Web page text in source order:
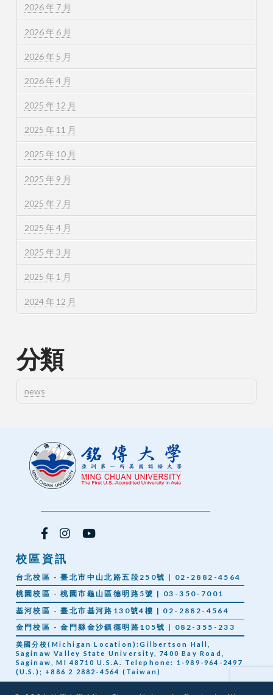
2026 年 7 月
2026 年 6 月
2026 年 5 月
2026 年 4 月
2025 年 12 月
2025 年 11 月
2025 年 10 月
2025 年 9 月
2025 年 7 月
2025 年 4 月
2025 年 3 月
2025 年 1 月
2024 年 12 月
分類
news
校區資訊
台北校區 - 臺北市中山北路五段250號 | 02-2882-4564
桃園校區 - 桃園市龜山區德明路5號 | 03-350-7001
基河校區 - 臺北市基河路130號4樓 | 02-2882-4564
金門校區 - 金門縣金沙鎮德明路105號 | 082-355-233
美國分校(Michigan Location):Gilbertson Hall,
Saginaw Valley State University, 7400 Bay Road,
Saginaw, MI 48710 U.S.A. Telephone: 1-989-964-2497
(U.S.); +886 2 2882-4564 (Taiwan)